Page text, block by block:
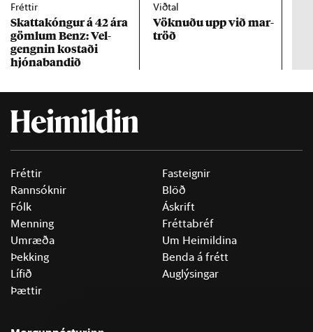
Fréttir
Skattakóng­ur á 42 ára
göml­um Benz: Vel­
gengn­in kostaði
hjóna­band­ið
Viðtal
Vökn­uðu upp við mar­
tröð
Fréttir
Rannsóknir
Fólk
Menning
Umræða
Þekking
Lífið
Þættir
Fasteignir
Blöð
Áskrift
Fréttabréf
Um Heimildina
Benda á frétt
Auglýsingar